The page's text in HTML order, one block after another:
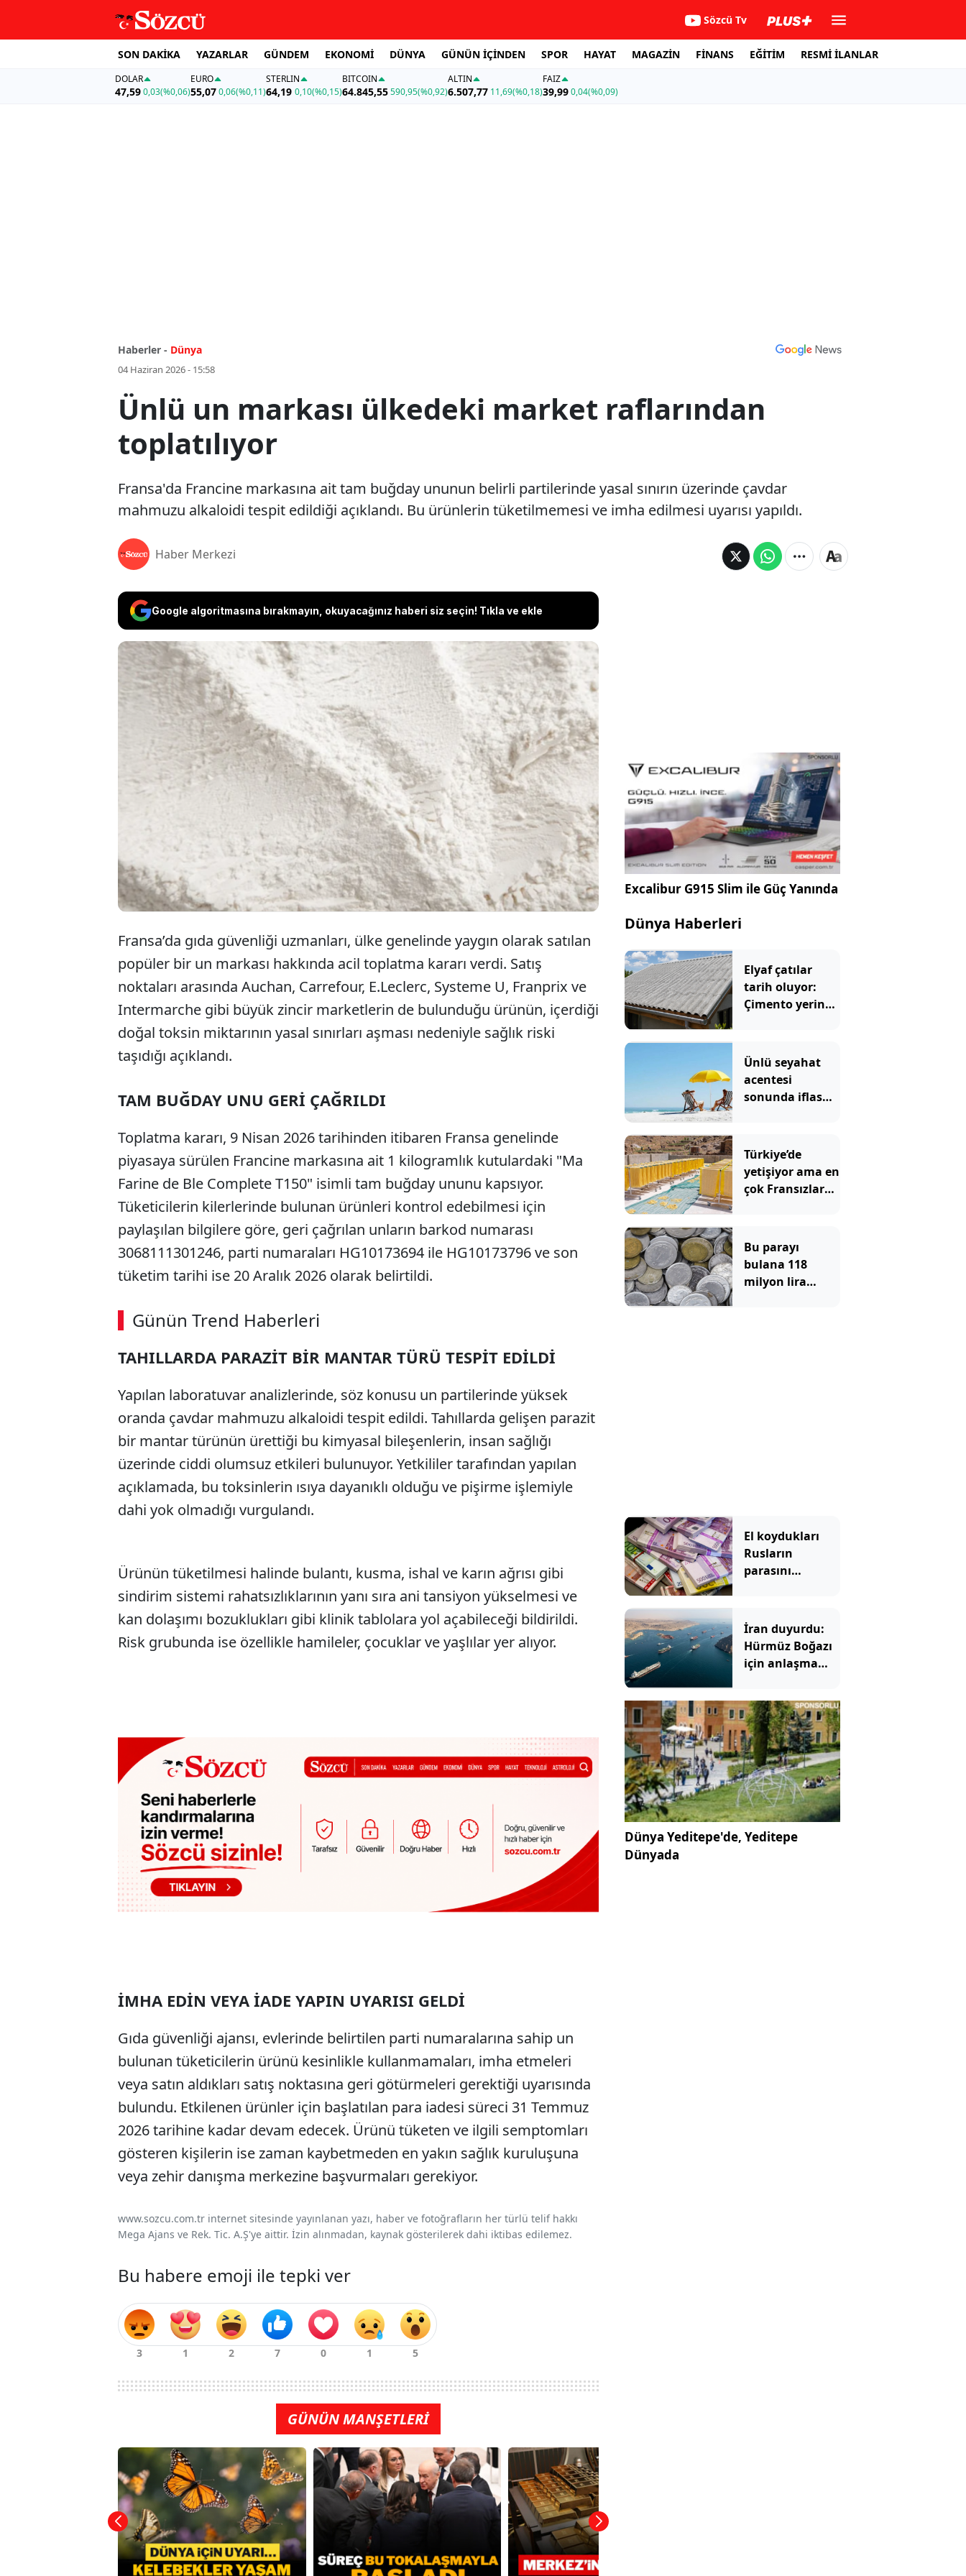
Sözcü Tv
SON DAKİKA YAZARLAR GÜNDEM EKONOMİ DÜNYA GÜNÜN İÇİNDEN SPOR HAYAT MAGAZİN FİNANS EĞİTİM RESMİ İLANLAR
DOLAR
47,590,03(%0,06)
EURO
55,07 0,06(%0,11)
STERLIN
64,19 0,10(%0,15)
BITCOIN
64.845,55590,95(%0,92)
ALTIN
6.507,77 11,69(%0,18)
FAİZ
39,990,04(%0,09)
Haberler - Dünya
04 Haziran 2026 - 15:58
Ünlü un markası ülkedeki market raflarından
toplatılıyor
Fransa'da Francine markasına ait tam buğday ununun belirli partilerinde yasal sınırın üzerinde çavdar
mahmuzu alkaloidi tespit edildiği açıklandı. Bu ürünlerin tüketilmemesi ve imha edilmesi uyarısı yapıldı.
Haber Merkezi
Google algoritmasına bırakmayın, okuyacağınız haberi siz seçin! Tıkla ve ekle
Fransa'da Francine markasına ait tam buğday ununun belirli
partilerinde yasal sınırın üzerinde çavdar mahmuzu alkaloidi
tespit edildiği açıklandı. Bu ürünlerin tüketilmemesi ve imha
edilmesi uyarısı yapıldı.
Fransa’da gıda güvenliği uzmanları, ülke genelinde yaygın olarak satılan
popüler bir un markası hakkında acil toplatma kararı verdi. Satış
noktaları arasında Auchan, Carrefour, E.Leclerc, Systeme U, Franprix ve
Intermarche gibi büyük zincir marketlerin de bulunduğu ürünün, içerdiği
doğal toksin miktarının yasal sınırları aşması nedeniyle sağlık riski
taşıdığı açıklandı.
TAM BUĞDAY UNU GERİ ÇAĞRILDI
Toplatma kararı, 9 Nisan 2026 tarihinden itibaren Fransa genelinde
piyasaya sürülen Francine markasına ait 1 kilogramlık kutulardaki "Ma
Farine de Ble Complete T150" isimli tam buğday ununu kapsıyor.
Tüketicilerin kilerlerinde bulunan ürünleri kontrol edebilmesi için
paylaşılan bilgilere göre, geri çağrılan unların barkod numarası
3068111301246, parti numaraları HG10173694 ile HG10173796 ve son
tüketim tarihi ise 20 Aralık 2026 olarak belirtildi.
Günün Trend Haberleri
SÖZCÜ SON DAKİKA
TAHILLARDA PARAZİT BİR MANTAR TÜRÜ TESPİT EDİLDİ
Yapılan laboratuvar analizlerinde, söz konusu un partilerinde yüksek
oranda çavdar mahmuzu alkaloidi tespit edildi. Tahıllarda gelişen parazit
bir mantar türünün ürettiği bu kimyasal bileşenlerin, insan sağlığı
üzerinde ciddi olumsuz etkileri bulunuyor. Yetkililer tarafından yapılan
açıklamada, bu toksinlerin ısıya dayanıklı olduğu ve pişirme işlemiyle
dahi yok olmadığı vurgulandı.
Ürünün tüketilmesi halinde bulantı, kusma, ishal ve karın ağrısı gibi
sindirim sistemi rahatsızlıklarının yanı sıra ani tansiyon yükselmesi ve
kan dolaşımı bozuklukları gibi klinik tablolara yol açabileceği bildirildi.
Risk grubunda ise özellikle hamileler, çocuklar ve yaşlılar yer alıyor.
İMHA EDİN VEYA İADE YAPIN UYARISI GELDİ
Gıda güvenliği ajansı, evlerinde belirtilen parti numaralarına sahip un
bulunan tüketicilerin ürünü kesinlikle kullanmamaları, imha etmeleri
veya satın aldıkları satış noktasına geri götürmeleri gerektiği uyarısında
bulundu. Etkilenen ürünler için başlatılan para iadesi süreci 31 Temmuz
2026 tarihine kadar devam edecek. Ürünü tüketen ve ilgili semptomları
gösteren kişilerin ise zaman kaybetmeden en yakın sağlık kuruluşuna
veya zehir danışma merkezine başvurmaları gerekiyor.
www.sozcu.com.tr internet sitesinde yayınlanan yazı, haber ve fotoğrafların her türlü telif hakkı
Mega Ajans ve Rek. Tic. A.Ş'ye aittir. İzin alınmadan, kaynak gösterilerek dahi iktibas edilemez.
Bu habere emoji ile tepki ver
GÜNÜN MANŞETLERİ
Excalibur G915 Slim ile Güç Yanında
Dünya Haberleri
Elyaf çatılar
tarih oluyor:
Çimento yerine
kullanılıyor
Ünlü seyahat
acentesi
sonunda iflas
olacağı ortaya
çıktı
Türkiye’de
yetişiyor ama en
çok Fransızlar
Bu parayı
bulana 118
milyon lira
El koydukları
Rusların
parasını
İran duyurdu:
Hürmüz Boğazı
için anlaşma
Dünya Yeditepe'de, Yeditepe
Dünyada